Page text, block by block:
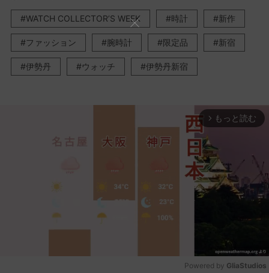
WATCH COLLECTOR’S WEEK 時計 新作
ファッション 腕時計 限定品 新宿
伊勢丹 ウォッチ 伊勢丹新宿
arrow_forward_ios もっと読む
Powered by GliaStudios